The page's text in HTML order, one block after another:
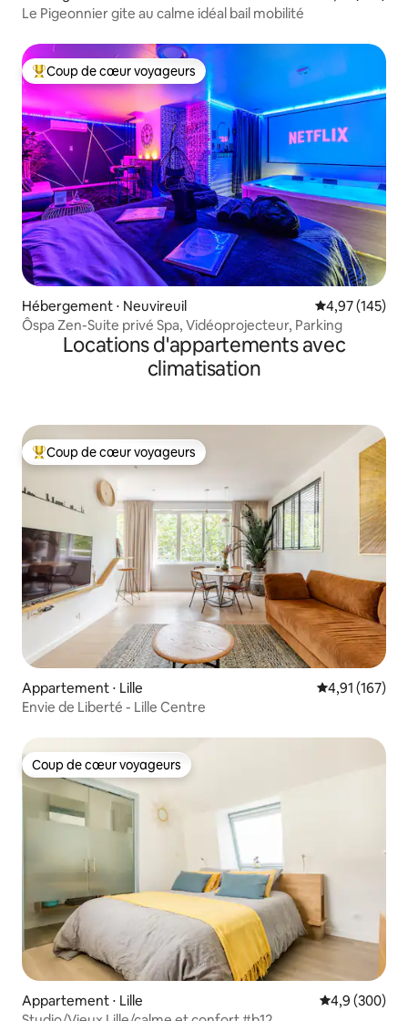
Le Pigeonnier gite au calme idéal bail mobilité
Coups de cœur voyageurs les plus appréciés
Coup de cœur voyageurs
Hébergement ⋅ Neuvireuil Évaluation
4,97 (145)
Ôspa Zen-Suite privé Spa, Vidéoprojecteur, Parking
Locations d'appartements avec
climatisation
Coups de cœur voyageurs les plus appréciés
Coup de cœur voyageurs
Appartement ⋅ Lille Évaluation
4,91 (167)
Envie de Liberté - Lille Centre
Coup de cœur voyageurs
Coup de cœur voyageurs
Appartement ⋅ Lille Évaluation
4,9 (300)